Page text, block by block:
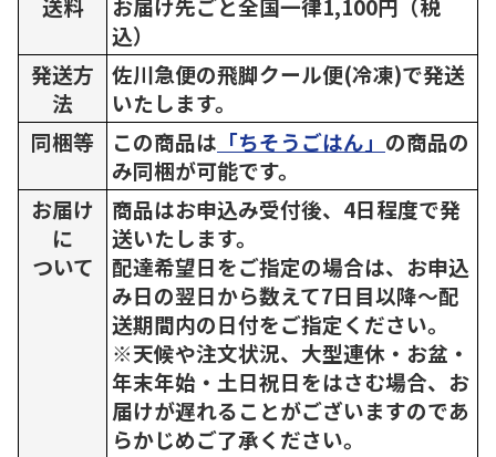
送料
お届け先ごと全国一律1,100円（税
込）
発送方
法
佐川急便の飛脚クール便(冷凍)で発送
いたします。
同梱等
この商品は 「ちそうごはん」 の商品の
み同梱が可能です。
お届け
に
ついて
商品はお申込み受付後、4日程度で発
送いたします。
配達希望日をご指定の場合は、お申込
み日の翌日から数えて7日目以降～配
送期間内の日付をご指定ください。
※天候や注文状況、大型連休・お盆・
年末年始・土日祝日をはさむ場合、お
届けが遅れることがございますのであ
らかじめご了承ください。